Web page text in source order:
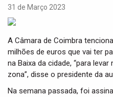
31 de Março 2023
A Câmara de Coimbra
milhões de euros que vai ter
na Baixa da cidade, “para
zona”, disse o presidente da
Na semana passada, foi